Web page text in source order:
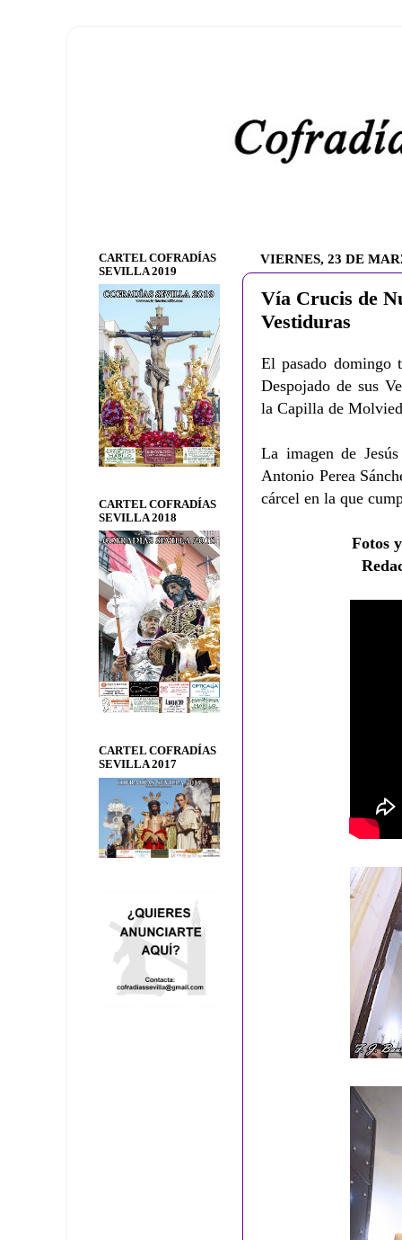
VIERNES, 23 DE
Vía Crucis de
Vestiduras
El pasado domingo
Despojado de sus
la Capilla de
La imagen de
Antonio Perea
cárcel en la que
Fotos
CARTEL COFRADÍAS
SEVILLA 2019
CARTEL COFRADÍAS
SEVILLA 2018
CARTEL COFRADÍAS
SEVILLA 2017